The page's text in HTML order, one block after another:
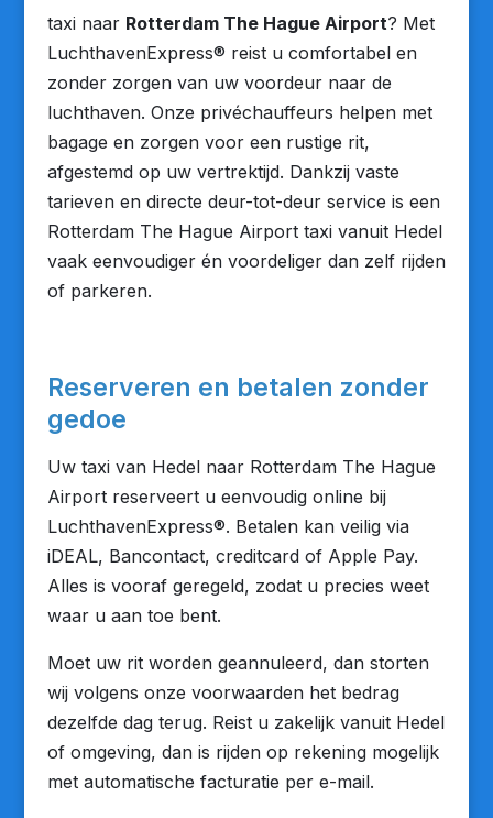
taxi naar Rotterdam The Hague Airport? Met
LuchthavenExpress® reist u comfortabel en
zonder zorgen van uw voordeur naar de
luchthaven. Onze privéchauffeurs helpen met
bagage en zorgen voor een rustige rit,
afgestemd op uw vertrektijd. Dankzij vaste
tarieven en directe deur-tot-deur service is een
Rotterdam The Hague Airport taxi vanuit Hedel
vaak eenvoudiger én voordeliger dan zelf rijden
of parkeren.
Reserveren en betalen zonder
gedoe
Uw taxi van Hedel naar Rotterdam The Hague
Airport reserveert u eenvoudig online bij
LuchthavenExpress®. Betalen kan veilig via
iDEAL, Bancontact, creditcard of Apple Pay.
Alles is vooraf geregeld, zodat u precies weet
waar u aan toe bent.
Moet uw rit worden geannuleerd, dan storten
wij volgens onze voorwaarden het bedrag
dezelfde dag terug. Reist u zakelijk vanuit Hedel
of omgeving, dan is rijden op rekening mogelijk
met automatische facturatie per e-mail.